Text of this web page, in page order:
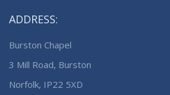
ADDRESS:
Burston Chapel
3 Mill Road, Burston
Norfolk, IP22 5XD